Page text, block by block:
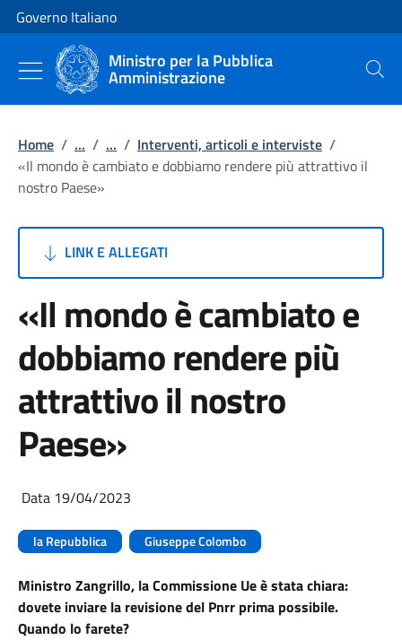
Vai al contenuto
Vai alla navigazione del sito
Governo Italiano
Ministro per la Pubblica
Amministrazione Cerca
Home / ... / ... / Interventi, articoli e interviste /
«Il mondo è cambiato e dobbiamo rendere più attrattivo il
nostro Paese»
LINK E ALLEGATI
«Il mondo è cambiato e
dobbiamo rendere più
attrattivo il nostro
Paese»
Data 19/04/2023
la Repubblica Giuseppe Colombo
Ministro Zangrillo, la Commissione Ue è stata chiara:
dovete inviare la revisione del Pnrr prima possibile.
Quando lo farete?